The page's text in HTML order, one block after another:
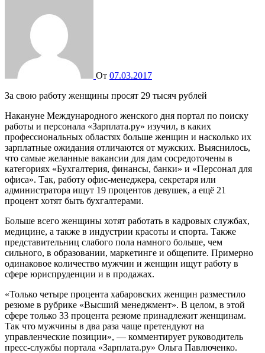
От 07.03.2017
За свою работу женщины просят 29 тысяч рублей
Накануне Международного женского дня портал по поиску
работы и персонала «Зарплата.ру» изучил, в каких
профессиональных областях больше женщин и насколько их
зарплатные ожидания отличаются от мужских. Выяснилось,
что самые желанные вакансии для дам сосредоточены в
категориях «Бухгалтерия, финансы, банки» и «Персонал для
офиса». Так, работу офис-менеджера, секретаря или
администратора ищут 19 процентов девушек, а ещё 21
процент хотят быть бухгалтерами.
Больше всего женщины хотят работать в кадровых службах,
медицине, а также в индустрии красоты и спорта. Также
представительниц слабого пола намного больше, чем
сильного, в образовании, маркетинге и общепите. Примерно
одинаковое количество мужчин и женщин ищут работу в
сфере юриспруденции и в продажах.
«Только четыре процента хабаровских женщин разместило
резюме в рубрике «Высший менеджмент». В целом, в этой
сфере только 33 процента резюме принадлежит женщинам.
Так что мужчины в два раза чаще претендуют на
управленческие позиции», — комментирует руководитель
пресс-службы портала «Зарплата.ру» Ольга Павлюченко.